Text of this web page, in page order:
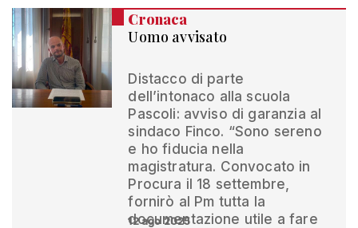
Cronaca
Uomo avvisato
Distacco di parte
dell’intonaco alla scuola
Pascoli: avviso di garanzia al
sindaco Finco. “Sono sereno
e ho fiducia nella
magistratura. Convocato in
Procura il 18 settembre,
fornirò al Pm tutta la
documentazione utile a fare
12 ago 2025